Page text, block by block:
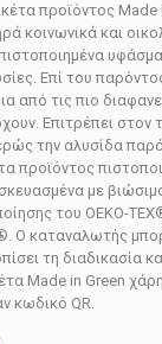
προϊόντος Made
κοινωνικά και
Επί του
από τις πιο
Επιτρέπει στον
την αλυσίδα
προϊόντος
με
του OEKO-
Ο καταναλωτής
τη διαδικασία
Made in Green
κωδικό QR.